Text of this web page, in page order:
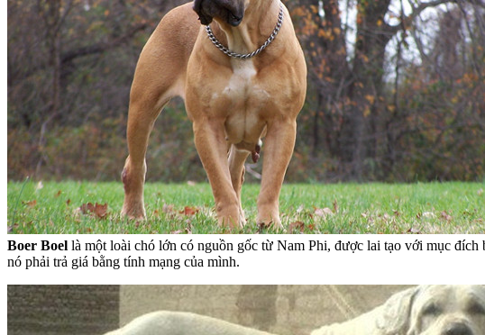
Boer Boel là một loài chó lớn có nguồn gốc từ Nam Phi, được lai tạo với mục
nó phải trả giá bằng tính mạng của mình.